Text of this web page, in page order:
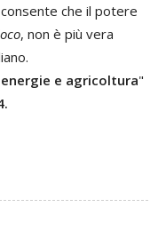
che il potere
, non è più vera
e agricoltura"